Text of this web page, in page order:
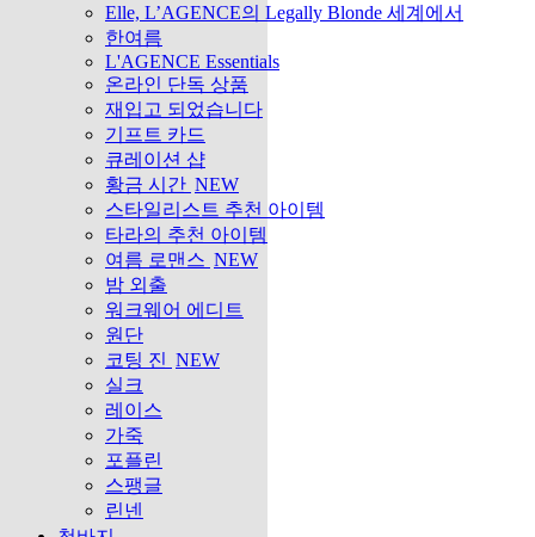
Elle, L’AGENCE의 Legally Blonde 세계에서
한여름
L'AGENCE Essentials
온라인 단독 상품
재입고 되었습니다
기프트 카드
큐레이션 샵
황금 시간 NEW
스타일리스트 추천 아이템
타라의 추천 아이템
여름 로맨스 NEW
밤 외출
워크웨어 에디트
원단
코팅 진 NEW
실크
레이스
가죽
포플린
스팽글
린넨